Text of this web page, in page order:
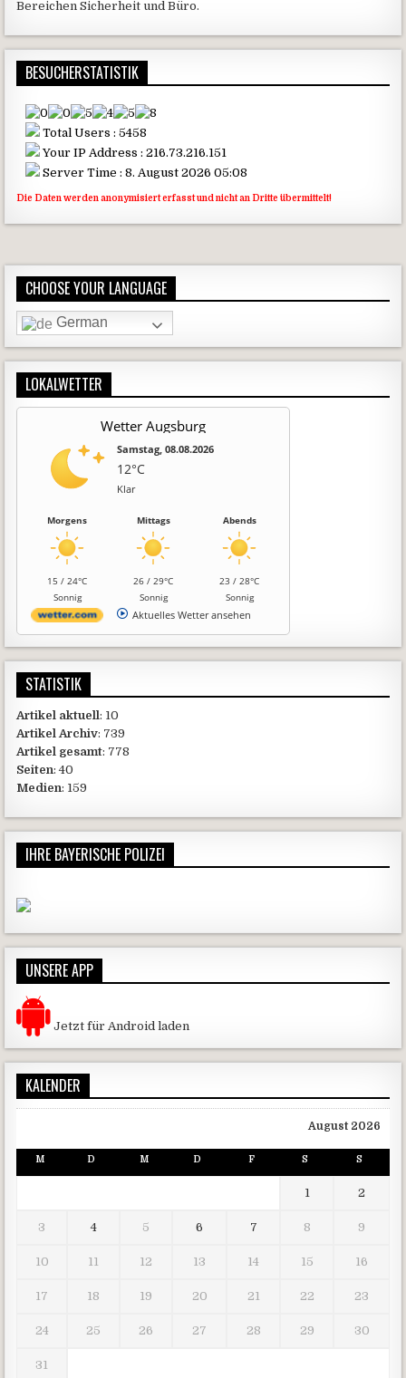
Bereichen Sicherheit und Büro.
BESUCHERSTATISTIK
Total Users : 5458
Your IP Address : 216.73.216.151
Server Time : 8. August 2026 05:08
Die Daten werden anonymisiert erfasst und nicht an Dritte übermittelt!
CHOOSE YOUR LANGUAGE
German
LOKALWETTER
Wetter Augsburg
Samstag, 08.08.2026
12°C
Klar
Morgens
15 / 24°C
Sonnig
Mittags
26 / 29°C
Sonnig
Abends
23 / 28°C
Sonnig
Aktuelles Wetter ansehen
STATISTIK
Artikel aktuell: 10
Artikel Archiv: 739
Artikel gesamt: 778
Seiten: 40
Medien: 159
IHRE BAYERISCHE POLIZEI
UNSERE APP
Jetzt für Android laden
KALENDER
August 2026
M D M D F S S
1 2
3 4 5 6 7 8 9
10 11 12 13 14 15 16
17 18 19 20 21 22 23
24 25 26 27 28 29 30
31